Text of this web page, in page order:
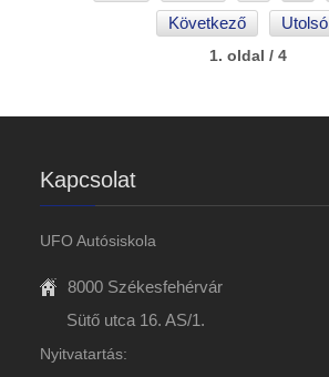
Következő Utolsó
1. oldal / 4
Kapcsolat
UFO Autósiskola
8000 Székesfehérvár
Sütő utca 16. AS/1.
Nyitvatartás: